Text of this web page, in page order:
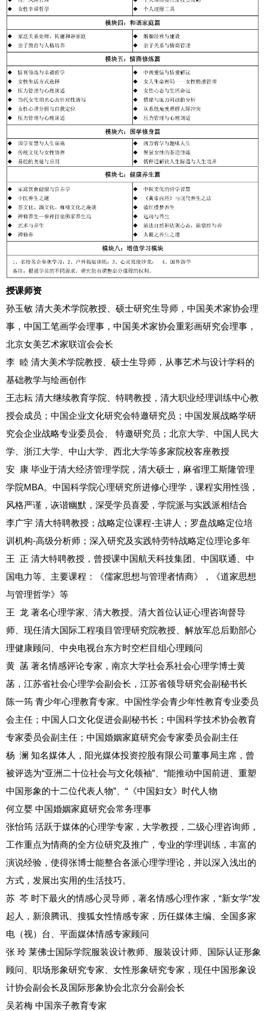
授课师资
孙玉敏 清大美术学院教授、硕士研究生导师，中国美术家协会理
事，中国工笔画学会理事，中国美术家协会重彩画研究会理事，
北京女美艺术家联谊会会长
李 睦 清大美术学院教授、硕士生导师，从事艺术与设计学科的
基础教学与绘画创作
王志耘 清大继续教育学院、特聘教授，清大职业经理训练中心教
授会成员；中国企业文化研究会特邀研究员；中国发展战略学研
究会企业战略专业委员会、 特邀研究员；北京大学、中国人民大
学、浙江大学、中山大学、西北大学等多家院校客座教授
安 康 毕业于清大经济管理学院，清大硕士，麻省理工斯隆管理
学院MBA。中国科学院心理研究所进修心理学，课程实用性强，
风格严谨，诙谐幽默，深受学员喜爱，学院派与实践派相结合
李广宇 清大特聘教授；战略定位课程-主讲人；罗盘战略定位培
训机构-高级分析师；深入研究及实践特劳特战略定位理论多年
王 正 清大特聘教授，曾授课中国航天科技集团、中国联通、中
国电力等、主要课程：《儒家思想与管理者情商》，《道家思想
与管理哲学》等
王 龙 著名心理学家、清大教授。清大首位认证心理咨询督导
师、现任清大国际工程项目管理研究院教授、解放军总后勤部心
理健康顾问、中央电视台东方时空栏目组心理顾问
黄 菡 著名情感评论专家，南京大学社会系社会心理学博士黄
菡，江苏省社会心理学会副会长，江苏省领导研究会副秘书长
陈一筠 青少年心理教育专家。中国性学会青少年性教育专业委员
会主任；中国人口文化促进会副秘书长；中国科学技术协会教育
专家委员会副主任；中国婚姻家庭研究会专家委员会副主任
杨 澜 知名媒体人，阳光媒体投资控股有限公司董事局主席，曾
被评选为“亚洲二十位社会与文化领袖”、“能推动中国前进、重塑
中国形象的十二位代表人物”、“《中国妇女》时代人物
何立婴 中国婚姻家庭研究会常务理事
张怡筠 活跃于媒体的心理学专家，大学教授，二级心理咨询师，
工作重点为情商的全方位研究及推广，专业的学理训练，丰富的
演说经验，使得张博士能整合各派心理学理论，并以深入浅出的
方式，发展出实用的生活技巧。
苏 芩 时下最火的情感心灵导师，著名情感心理作家，“新女学”发
起人，新浪腾讯、搜狐女性情感专家，历任媒体主编、全国多家
电（视）台、平面媒体情感专家顾问
张 玲 莱佛士国际学院服装设计教师、服装设计师、国际认证形象
顾问、职场形象研究专家、女性形象研究专家，现任中国形象设
计协会副会长及国际形象协会北京分会副会长
吴若梅 中国亲子教育专家